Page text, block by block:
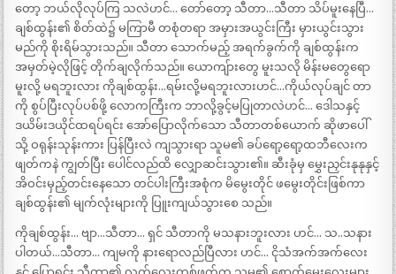
တော့ ဘယ်လိုလုပ်ကြ သလဲဟင်… တော်တော့ သီတာ…သီတာ သိပ်မူးနေပြီ…
ချစ်ထွန်း၏ စိတ်ထဲ၌ မကြာမီ တစုံတရာ အမှားအယွင်းကြီး မှားယွင်းသွား
မည်ကို စိုးရိမ်သွားသည်။ သီတာ သောက်မည့် အရက်ခွက်ကို ချစ်ထွန်းက
အမှတ်မဲ့လိုဖြင့် တိုက်ချလိုက်သည်။ ယောကျ်ားတွေ မူးသလို မိန်းမတွေရော
မူးလို့ မရဘူးလား ကိုချစ်ထွန်း…ရမ်းလို့မရဘူးလားဟင်…ကိုယ်လုပ်ချင် တာ
ကို စွပ်ပြီးလုပ်ပစ်ဖို့ လောကကြီးက ဘာလို့ခွင့်မပြုတာလဲဟင်… ဒေါသနှင့်
ဒယိမ်းဒယိုင်ထရပ်ရင်း အော်ပြောလိုက်သော သီတာတစ်ယောက် ဆိုဖာပေါ်
သို့ ဝရုန်းသုန်းကား ပြန်ပြီးလဲ ကျသွားရာ သူမ၏ ခပ်ရော့ရော့ထဘီလေးက
ဖျတ်ကနဲ ကျွတ်ပြီး ပေါင်လည်ထိ လျှောဆင်းသွား၏။ ဆီးခုံမှ မွှေးညှင်းနုနုနှင့်
အိဝင်းမှည့်တင်းနေသော တင်ပါးကြီးအစုံက မိမွေးတိုင် ဖမွေးတိုင်းဖြစ်ကာ
ချစ်ထွန်း၏ မျက်လုံးများကို ပြူးကျယ်သွားစေ သည်။
ကိုချစ်ထွန်း… ဗျာ…သီတာ… ရှင် သီတာကို မသနားဘူးလား ဟင်… သ..သနား
ပါတယ်…သီတာ… ကျမကို နားရောလည်ပြီလား ဟင်… ငိုသံအက်အက်လေး